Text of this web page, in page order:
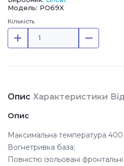
Модель: PO69X
Кількість
Опис Характеристики
Опис
Максимальна температура
Вогнетривка база;
Повністю ізольовані